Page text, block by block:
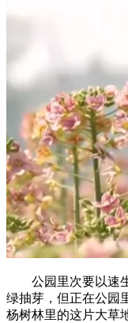
公园里次要以速生
绿抽芽，但正在公园
杨树林里的这片大草